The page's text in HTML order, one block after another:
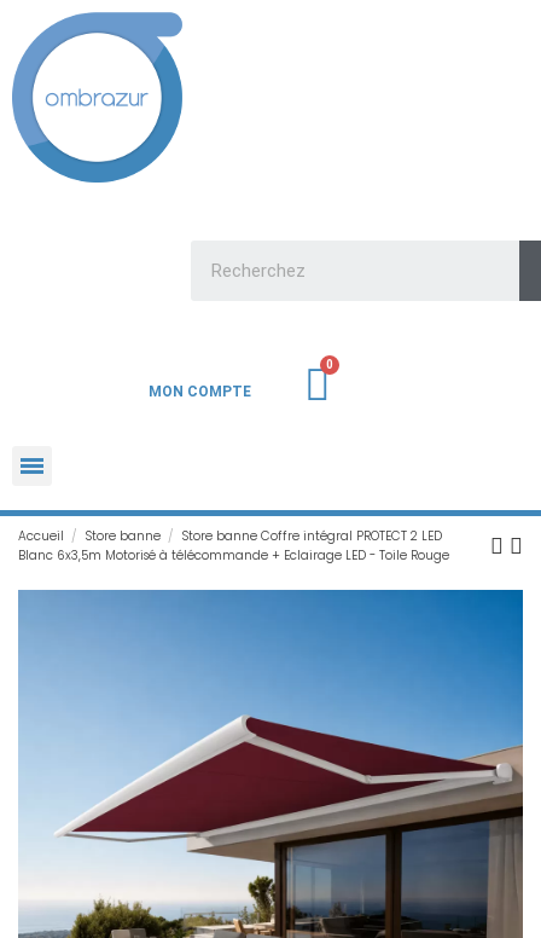
MON COMPTE
Accueil Store banne
Store banne Coffre intégral PROTECT 2 LED
Blanc 6x3,5m Motorisé à télécommande + Eclairage LED - Toile Rouge